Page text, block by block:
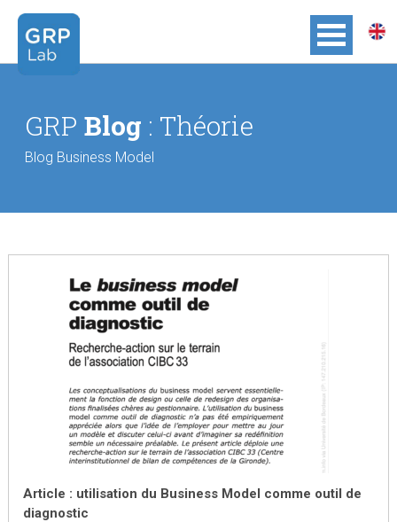
GRPBlog : Théorie
Blog Business Model
Article : utilisation du Business Model comme outil de
diagnostic